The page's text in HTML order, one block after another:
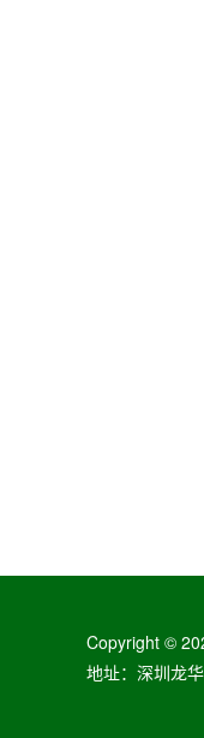
Copyright ©
地址：深圳龙